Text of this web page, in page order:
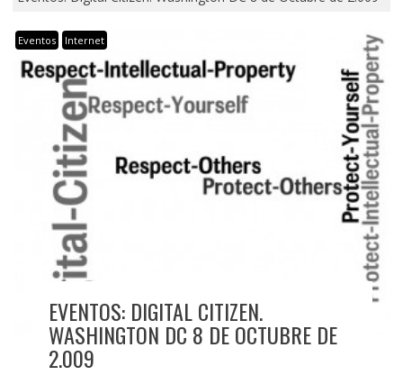
Eventos Internet
EVENTOS: DIGITAL CITIZEN.
WASHINGTON DC 8 DE OCTUBRE DE
2.009